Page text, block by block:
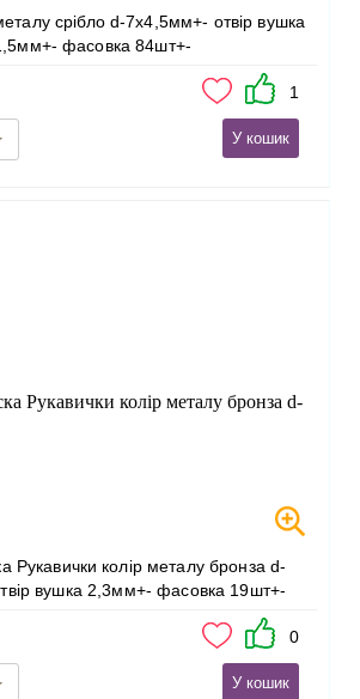
фасовка 84шт+-
1
У кошик
вушка 2,3мм+- фасовка 19шт+-
0
У кошик